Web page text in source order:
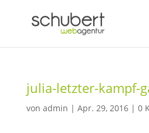
julia-letzter-kampf-
von admin | Apr. 29, 2016| 0